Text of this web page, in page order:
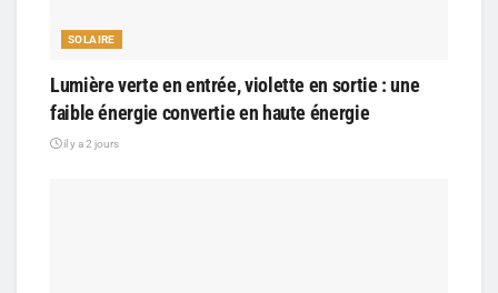
SOLAIRE
Lumière verte en entrée, violette en sortie : une
faible énergie convertie en haute énergie
il y a 2 jours